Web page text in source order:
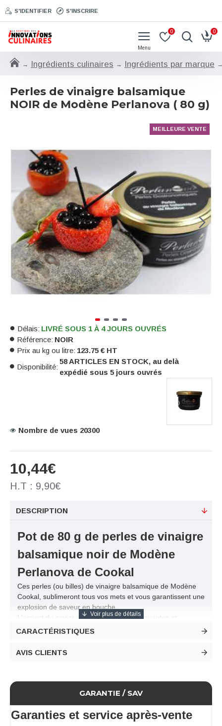
S'IDENTIFIER S'INSCRIRE
0 0
Ingrédients culinaires Ingrédients par marque
Perles de vinaigre balsamique
NOIR de Modène Perlanova ( 80 g)
MEILLEURE VENTE
10,44€
H.T : 9,90€
Délais: LIVRÉ SOUS 1 À 4 JOURS OUVRÉS
Référence: NOIR
Prix au kg ou litre: 123.75 € HT
Disponibilité:
58 ARTICLES EN STOCK, au delà
expédié sous 5 jours ouvrés
Nombre de vues 20300
DESCRIPTION
Pot de 80 g de perles de vinaigre
balsamique noir de Modène
Perlanova de Cookal
Ces perles (ou billes) de vinaigre balsamique de Modène
Cookal, sublimeront tous vos mets et vous garantissent une
explosion de saveur en bouche.
L'aspect du caviar avec des sphères craquantes et
liquides au coeur, à base de vinaigre balsamique de
GRAND PRIX DE L'INNOVATION SIAL 2012
Modène "Cookal".
Pour sublimer tous vos mets et vous garantir une explosion
Vous découvrirez ainsi l'aspect du caviar avec des sphères
craquantes et liquides au coeur, à base de vinaigre
CARACTÉRISTIQUES
AVIS CLIENTS
GARANTIE / SAV
Garanties et service après-vente